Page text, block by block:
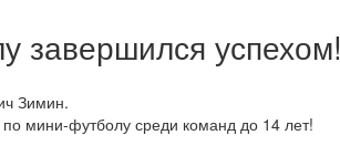
завершился успехом!
Зимин.
мини-футболу среди команд до 14 лет!